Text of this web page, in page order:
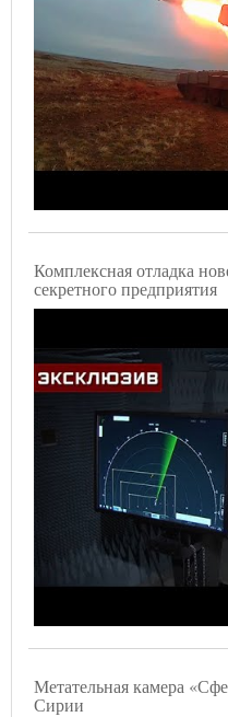
Комплексная отладка
секретного предприятия
Метательная камера
Сирии